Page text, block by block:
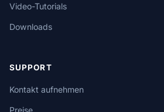
Video-Tutorials
Downloads
SUPPORT
Kontakt aufnehmen
Preise